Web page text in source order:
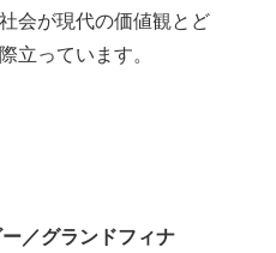
会が現代の価値観とど
立っています。
ー／グランドフィナ